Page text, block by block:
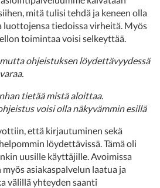
mitä tulisi tehdä ja keneen olla
luottojensa tiedoissa virheitä. Myös
toimintaa voisi selkeyttää.
ohjeistuksen löydettävyydessä
tietää mistä aloittaa.
voisi olla näkyvämmin esillä
että kirjautuminen sekä
löydettävissä. Tämä oli
uusille käyttäjille. Avoimissa
asiakaspalvelun laatua ja
välillä yhteyden saanti